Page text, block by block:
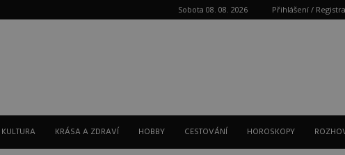
Sobota 08. 08. 2026 Přihlášení /
KULTURA KRÁSA A ZDRAVÍ HOBBY CESTOVÁNÍ HOROSKOPY